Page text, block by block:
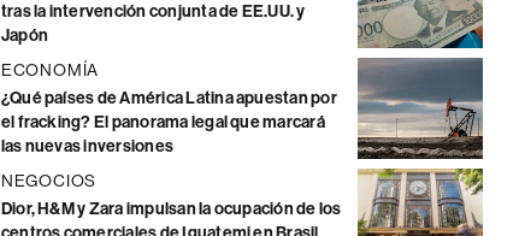
tras la intervención conjunta de EE.UU. y
Japón
ECONOMÍA
¿Qué países de América Latina apuestan por
el fracking? El panorama legal que marcará
las nuevas inversiones
NEGOCIOS
Dior, H&M y Zara impulsan la ocupación de los